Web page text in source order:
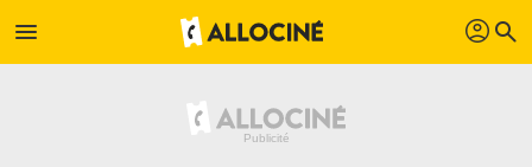
menu profil search